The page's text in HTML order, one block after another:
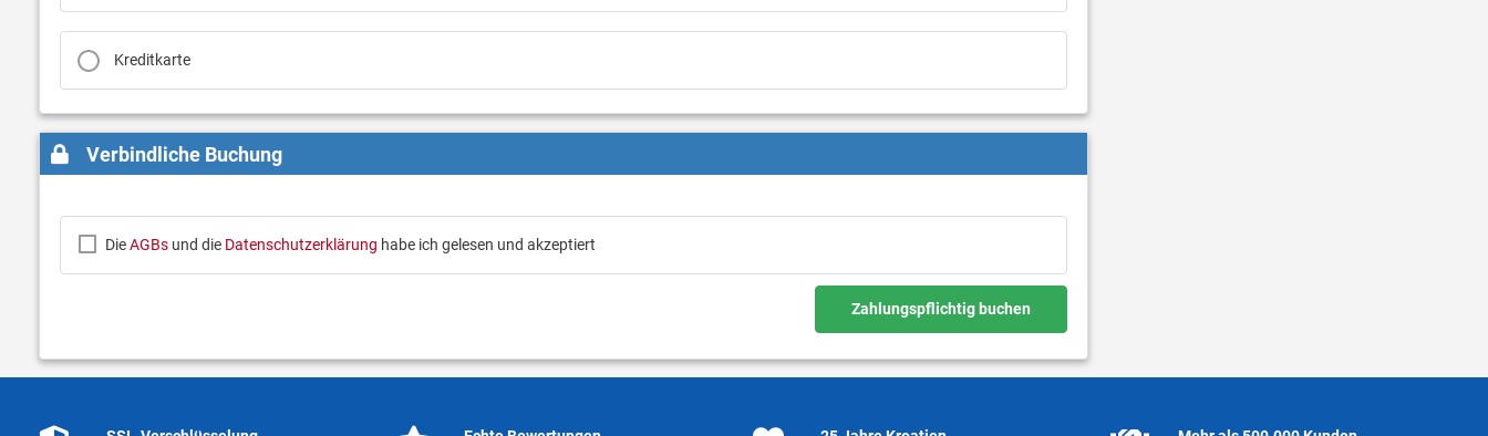
Kreditkarte
Verbindliche Buchung
DieAGBsund die Datenschutzerklärung habe ich gelesen und akzeptiert
Zahlungspflichtig buchen